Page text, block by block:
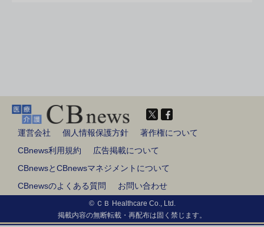
運営会社 個人情報保護方針
著作権について
CBnews利用規約
広告掲載について
CBnewsとCBnewsマネジメントについて
CBnewsのよくある質問
お問い合わせ
© ＣＢ Healthcare Co., Ltd.
掲載内容の無断転載・再配布は固く禁じます。